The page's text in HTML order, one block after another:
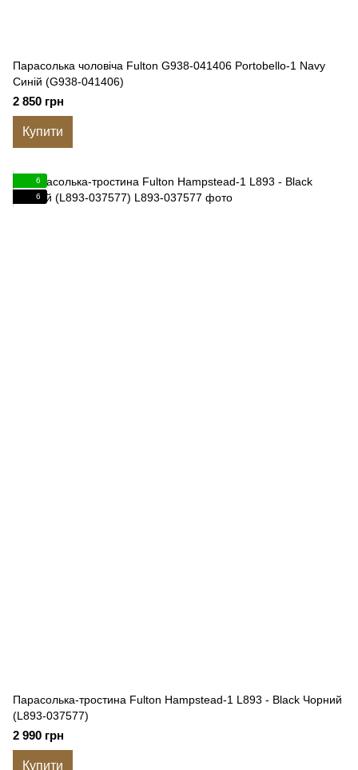
Парасолька чоловіча Fulton G938-041406 Portobello-1 Navy
Синій (G938-041406)
2 850 грн
Купити
6
6
Парасолька-тростина Fulton Hampstead-1 L893 - Black Чорний
(L893-037577)
2 990 грн
Купити